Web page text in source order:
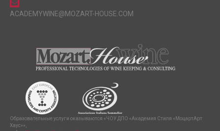
ACADEMYWINE@MOZART-HOUSE.COM
Образовательные услуги оказываются «ЧОУ ДПО «Академия Стиля «МоцартАрт
Хаус»»,